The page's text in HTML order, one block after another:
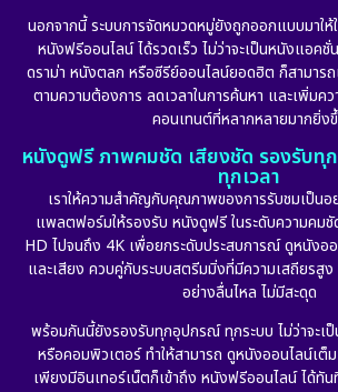
Drama ดราม่า
Dystopian
Emotional
Epic มหากาพย์
Erotic
Fantasy จินตนาการ
นอกจากนี้ ระบบการจัดหมวดหมู่ยังถูกออกแบบมาให้
หนังฟรีออนไลน์ ได้รวดเร็ว ไม่ว่าจะเป็นหนังแอค
ดราม่า หนังตลก หรือซีรีย์ออนไลน์ยอดฮิต ก็สามาร
ตามความต้องการ ลดเวลาในการค้นหา และเพิ่มคว
คอนเทนต์ที่หลากหลายมากยิ่ง
หนังดูฟรี ภาพคมชัด เสียงชัด รองรับ
ทุกเวลา
เราให้ความสำคัญกับคุณภาพของการรับชมเป็น
แพลตฟอร์มให้รองรับ หนังดูฟรี ในระดับความคม
HD ไปจนถึง 4K เพื่อยกระดับประสบการณ์ ดูหนังอ
และเสียง ควบคู่กับระบบสตรีมมิ่งที่มีความเสถียรสูง
อย่างลื่นไหล ไม่มีสะดุด
พร้อมกันนี้ยังรองรับทุกอุปกรณ์ ทุกระบบ ไม่ว่าจะเ
หรือคอมพิวเตอร์ ทำให้สามารถ ดูหนังออนไลน์เต็
เพียงมีอินเทอร์เน็ตก็เข้าถึง หนังฟรีออนไลน์ ได้ทั